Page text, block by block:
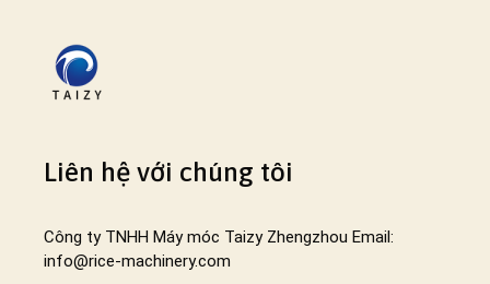
Liên hệ với chúng tôi
Công ty TNHH Máy móc Taizy Zhengzhou Email:
info@rice-machinery.com